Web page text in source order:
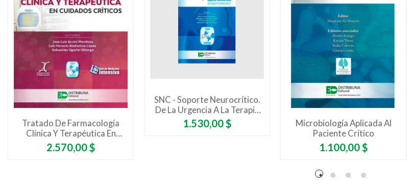
Tratado De Farmacología
Clínica Y Terapéutica En
Cuidados Críticos
Precio
2.570,00 $
SNC - Soporte Neurocrítico.
De La Urgencia A La Terapia
Intensiva
Precio
1.530,00 $
Microbiología Aplicada Al
Paciente Crítico
Precio
1.100,00 $